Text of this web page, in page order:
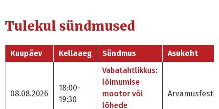
Tulekul sündmused
Kuupäev Kellaaeg Sündmus Asukoht
08.08.2026
18:00-
19:30
Vabatahtlikkus:
lõimumise
mootor või
lõhede